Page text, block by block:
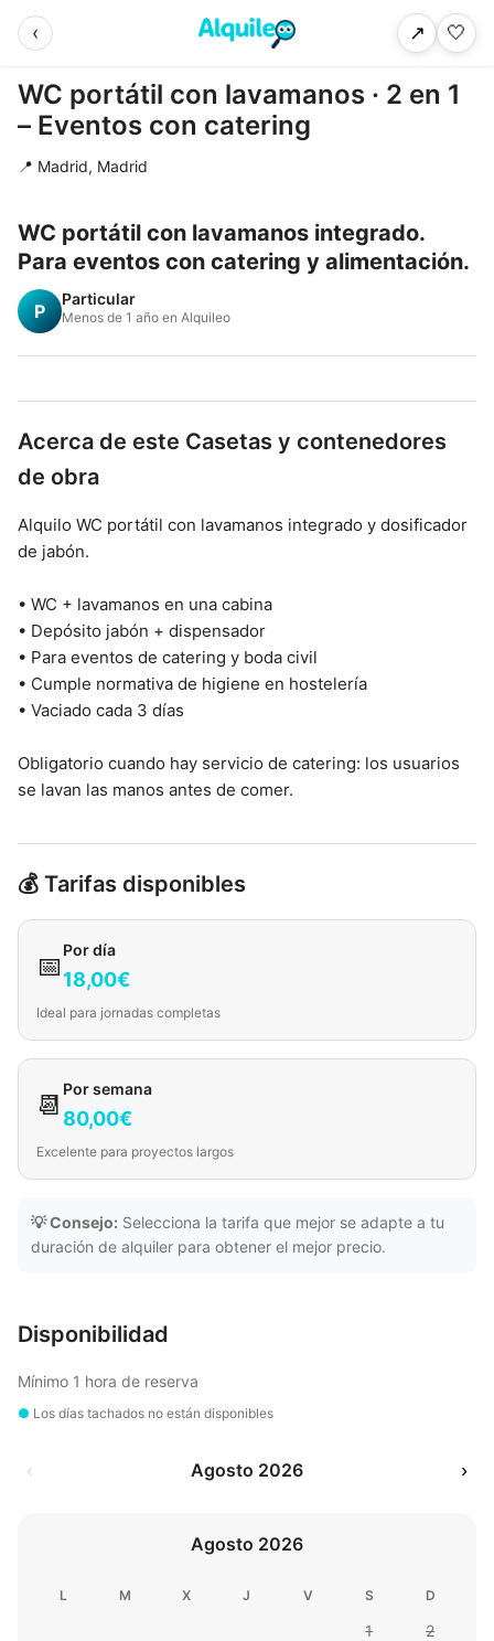
‹ ↗ 🤍
WC portátil con lavamanos · 2 en 1
– Eventos con catering
📍 Madrid, Madrid
WC portátil con lavamanos integrado.
Para eventos con catering y alimentación.
P
Particular
Menos de 1 año en Alquileo
Acerca de este Casetas y contenedores
de obra
Alquilo WC portátil con lavamanos integrado y dosificador
de jabón.
• WC + lavamanos en una cabina
• Depósito jabón + dispensador
• Para eventos de catering y boda civil
• Cumple normativa de higiene en hostelería
• Vaciado cada 3 días
Obligatorio cuando hay servicio de catering: los usuarios
se lavan las manos antes de comer.
💰 Tarifas disponibles
📅
Por día
18,00€
Ideal para jornadas completas
📆
Por semana
80,00€
Excelente para proyectos largos
💡 Consejo: Selecciona la tarifa que mejor se adapte a tu
duración de alquiler para obtener el mejor precio.
Disponibilidad
Mínimo 1 hora de reserva
● Los días tachados no están disponibles
‹ Agosto 2026 ›
Agosto 2026
L M X J V S D
1
2